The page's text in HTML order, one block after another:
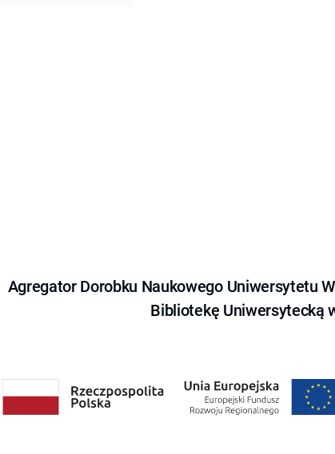
Agregator Dorobku Naukowego Uniwersytetu
Bibliotekę Uniwersytecką